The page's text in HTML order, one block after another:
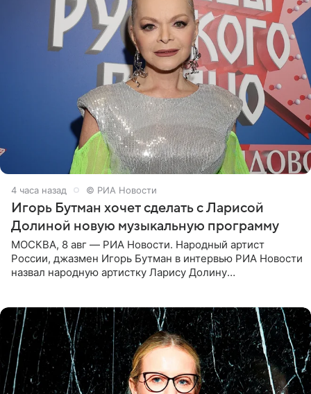
4 часа назад © РИА Новости
Игорь Бутман хочет сделать с Ларисой
Долиной новую музыкальную программу
МОСКВА, 8 авг — РИА Новости. Народный артист
России, джазмен Игорь Бутман в интервью РИА Новости
назвал народную артистку Ларису Долину